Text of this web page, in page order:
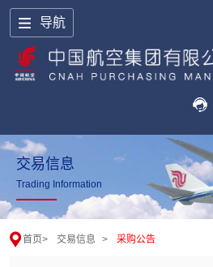
导航
交易信息
Trading Information
首页> 交易信息 > 采购公告